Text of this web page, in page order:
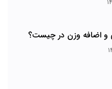
و اضافه وزن در چیست؟